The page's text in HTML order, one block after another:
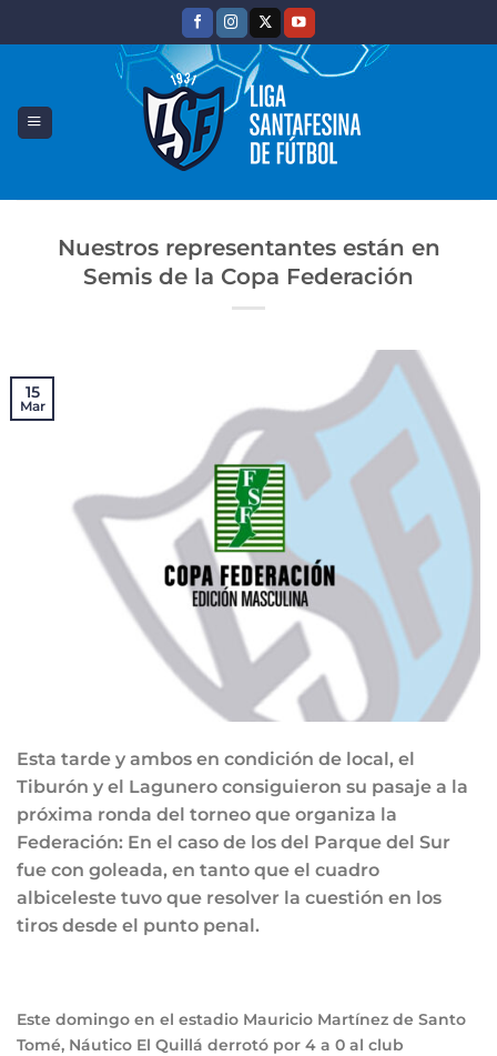
Nuestros representantes están en
Semis de la Copa Federación
15
Mar
Esta tarde y ambos en condición de local, el
Tiburón y el Lagunero consiguieron su pasaje a la
próxima ronda del torneo que organiza la
Federación: En el caso de los del Parque del Sur
fue con goleada, en tanto que el cuadro
albiceleste tuvo que resolver la cuestión en los
tiros desde el punto penal.
Este domingo en el estadio Mauricio Martínez de Santo
Tomé, Náutico El Quillá derrotó por 4 a 0 al club